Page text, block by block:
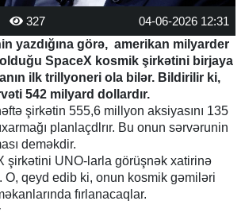
327
04-06-2026 12:31
yazdığına görə, amerikan milyarder
olduğu SpaceX kosmik şirkətini birjaya
ilk trillyoneri ola bilər. Bildirilir ki,
542 milyard dollardır.
şirkətin 555,6 millyon aksiyasını 135
planlaçdlrır. Bu onun sərvərunin
deməkdir.
şirkətini UNO-larla görüşnək xatirinə
O, qeyd edib ki, onun kosmik gəmiləri
fırlanacaqlar.